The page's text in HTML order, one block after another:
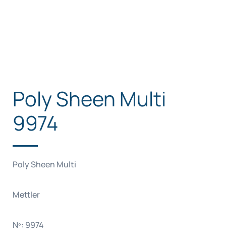
Poly Sheen Multi
9974
Poly Sheen Multi
Mettler
Nº: 9974